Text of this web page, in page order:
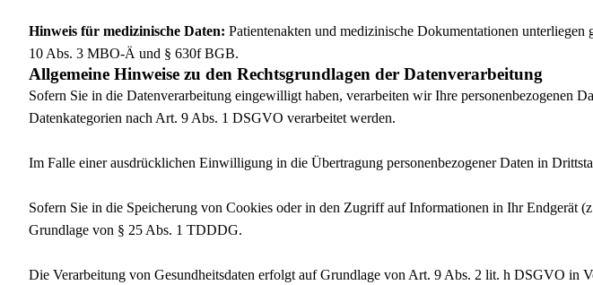
Hinweis für medizinische Daten: Patientenakten und medizinische Dokumentationen
10 Abs. 3 MBO-Ä und § 630f BGB.
Allgemeine Hinweise zu den Rechtsgrundlagen der Datenverarbeitung
Sofern Sie in die Datenverarbeitung eingewilligt haben, verarbeiten wir Ihre
Datenkategorien nach Art. 9 Abs. 1 DSGVO verarbeitet werden.
Im Falle einer ausdrücklichen Einwilligung in die Übertragung personenbezogener Daten in
Sofern Sie in die Speicherung von Cookies oder in den Zugriff auf Informationen in Ihr
Grundlage von § 25 Abs. 1 TDDDG.
Die Verarbeitung von Gesundheitsdaten erfolgt auf Grundlage von Art. 9 Abs. 2 lit. h DSGVO in